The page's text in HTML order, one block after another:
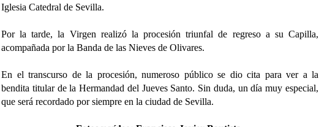
Iglesia Catedral de Sevilla.
Por la tarde, la Virgen realizó la procesión triunfal de regreso a su Capilla,
acompañada por la Banda de las Nieves de Olivares.
En el transcurso de la procesión, numeroso público se dio cita para ver a la
bendita titular de la Hermandad del Jueves Santo. Sin duda, un día muy especial,
que será recordado por siempre en la ciudad de Sevilla.